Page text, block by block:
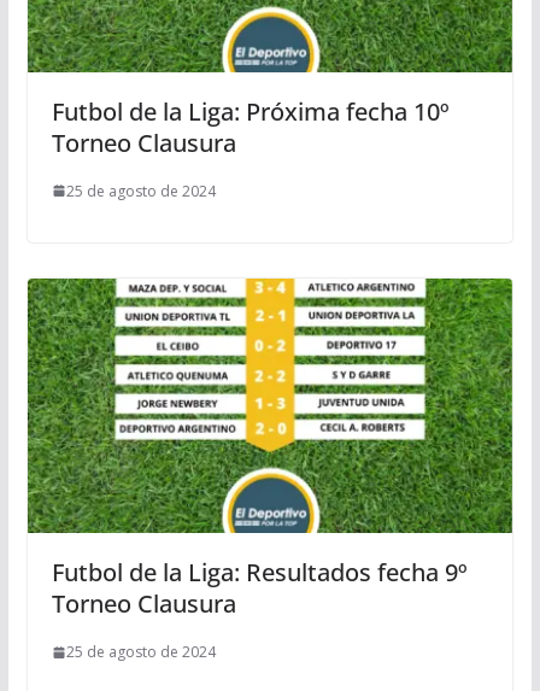
Futbol de la Liga: Próxima fecha 10º
Torneo Clausura
25 de agosto de 2024
Futbol de la Liga: Resultados fecha 9º
Torneo Clausura
25 de agosto de 2024